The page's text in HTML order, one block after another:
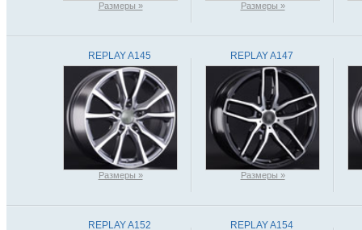
Размеры » Размеры »
REPLAY A145
Размеры »
REPLAY A147
Размеры »
REPLAY A152 REPLAY A154